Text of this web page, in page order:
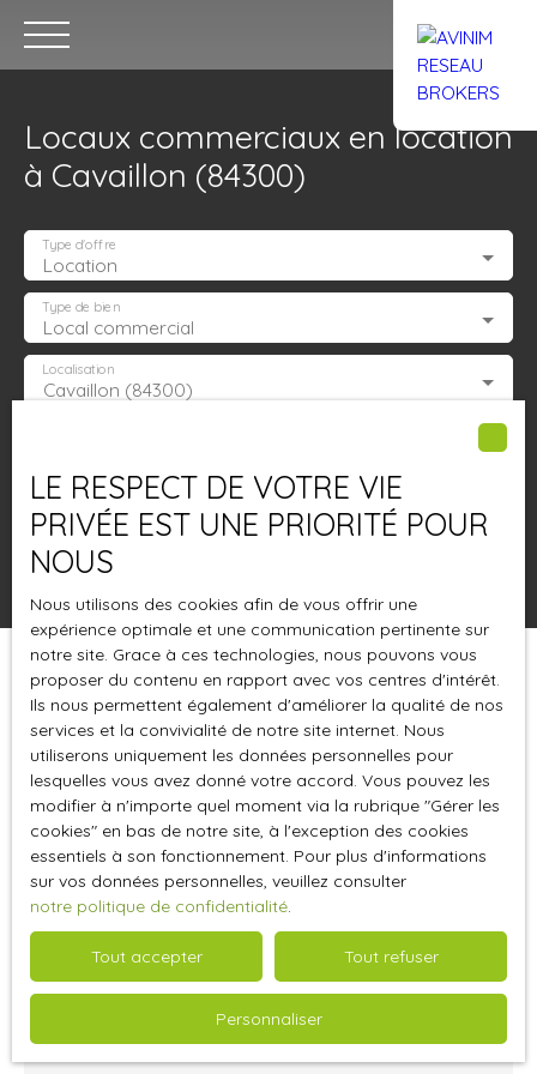
Accueil Acheter Trouver un
Estimation
Locaux commerciaux en location
à Cavaillon (84300)
Location
Type d'offre
Local commercial
Type de bien
Cavaillon (84300)
Localisation
Surface min (m²)
Pertinence
Trier par Créer une alerte
€ /mois HT HC
LE RESPECT DE VOTRE VIE
PRIVÉE EST UNE PRIORITÉ POUR
NOUS
Nous utilisons des cookies afin de vous offrir une
expérience optimale et une communication pertinente sur
notre site. Grace à ces technologies, nous pouvons vous
proposer du contenu en rapport avec vos centres d'intérêt.
Ils nous permettent également d'améliorer la qualité de nos
services et la convivialité de notre site internet. Nous
utiliserons uniquement les données personnelles pour
lesquelles vous avez donné votre accord. Vous pouvez les
modifier à n'importe quel moment via la rubrique ″Gérer les
cookies″ en bas de notre site, à l'exception des cookies
essentiels à son fonctionnement. Pour plus d'informations
sur vos données personnelles, veuillez consulter
notre politique de confidentialité.
Tout accepter Tout refuser
Personnaliser